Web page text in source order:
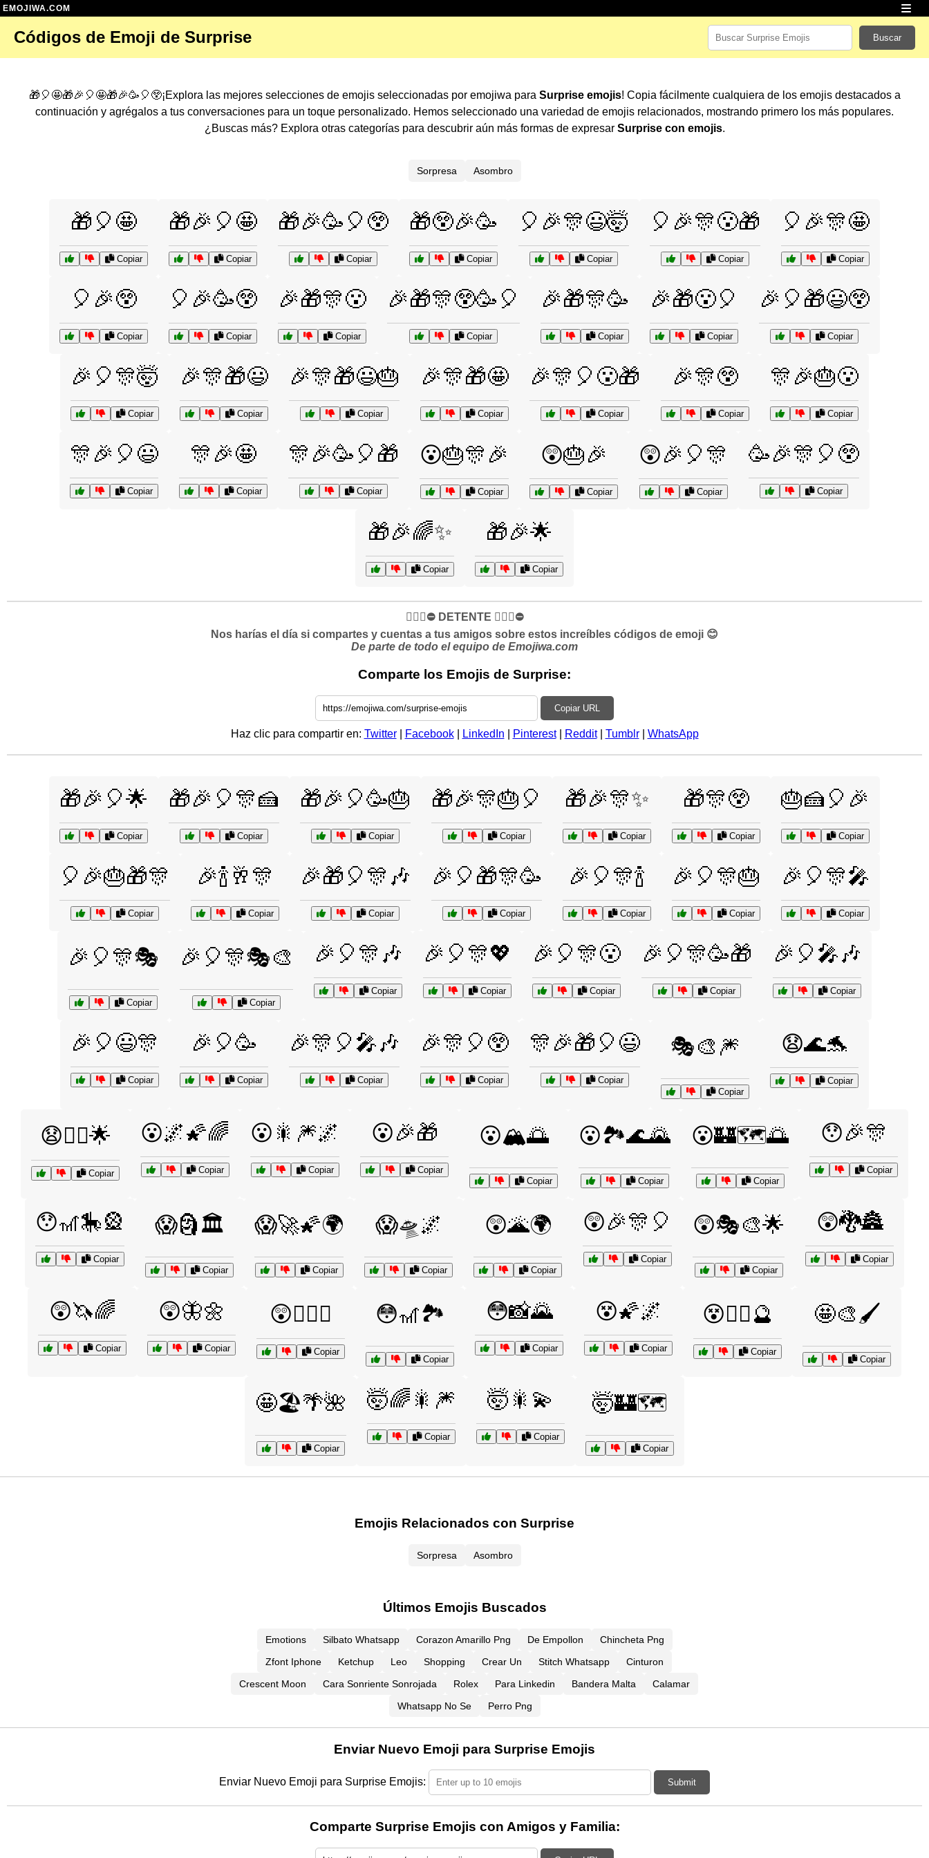
EMOJIWA.COM
Códigos de Emoji de Surprise Buscar
🎁🎈🤩🎁🎉🎈🤩🎁🎉🥳🎈😲¡Explora las mejores selecciones de emojis seleccionadas por emojiwa para Surprise emojis! Copia fácilmente cualquiera de los emojis destacados a
continuación y agrégalos a tus conversaciones para un toque personalizado. Hemos seleccionado una variedad de emojis relacionados, mostrando primero los más populares.
¿Buscas más? Explora otras categorías para descubrir aún más formas de expresar Surprise con emojis.
Sorpresa Asombro
🎁🎈🤩
Copiar
🎁🎉🎈🤩
Copiar
🎁🎉🥳🎈😲
Copiar
🎁😲🎉🥳
Copiar
🎈🎉🎊😃🤯
Copiar
🎈🎉🎊😮🎁
Copiar
🎈🎉🎊🤩
Copiar
🎈🎉😲
Copiar
🎈🎉🥳😲
Copiar
🎉🎁🎊😮
Copiar
🎉🎁🎊😲🥳🎈
Copiar
🎉🎁🎊🥳
Copiar
🎉🎁😮🎈
Copiar
🎉🎈🎁😃😲
Copiar
🎉🎈🎊🤯
Copiar
🎉🎊🎁😃
Copiar
🎉🎊🎁😃🎂
Copiar
🎉🎊🎁🤩
Copiar
🎉🎊🎈😮🎁
Copiar
🎉🎊😲
Copiar
🎊🎉🎂😮
Copiar
🎊🎉🎈😃
Copiar
🎊🎉🤩
Copiar
🎊🎉🥳🎈🎁
Copiar
😮🎂🎊🎉
Copiar
😲🎂🎉
Copiar
😲🎉🎈🎊
Copiar
🥳🎉🎊🎈😲
Copiar
🎁🎉🌈✨
Copiar
🎁🎉🌟
Copiar
✋🏻🛑⛔️ DETENTE ✋🏻🛑⛔️
Nos harías el día si compartes y cuentas a tus amigos sobre estos increíbles códigos de emoji 😊
De parte de todo el equipo de Emojiwa.com
Comparte los Emojis de Surprise:
Copiar URL
Haz clic para compartir en: Twitter| Facebook| LinkedIn Pinterest| Reddit| Tumblr| WhatsApp
🎁🎉🎈🌟
Copiar
🎁🎉🎈🎊🍰
Copiar
🎁🎉🎈🥳🎂
Copiar
🎁🎉🎊🎂🎈
Copiar
🎁🎉🎊✨
Copiar
🎁🎊😲
Copiar
🎂🍰🎈🎉
Copiar
🎈🎉🎂🎁🎊
Copiar
🎉🍾🥂🎊
Copiar
🎉🎁🎈🎊🎶
Copiar
🎉🎈🎁🎊🥳
Copiar
🎉🎈🎊🍾
Copiar
🎉🎈🎊🎂
Copiar
🎉🎈🎊🎤
Copiar
🎉🎈🎊🎭
Copiar
🎉🎈🎊🎭🎨
Copiar
🎉🎈🎊🎶
Copiar
🎉🎈🎊💖
Copiar
🎉🎈🎊😮
Copiar
🎉🎈🎊🥳🎁
Copiar
🎉🎈🎤🎶
Copiar
🎉🎈😃🎊
Copiar
🎉🎈🥳
Copiar
🎉🎊🎈🎤🎶
Copiar
🎉🎊🎈😲
Copiar
🎊🎉🎁🎈😃
Copiar
🎭🎨🎆
Copiar
😧🌊🐬
Copiar
😧🧚‍♀️🌟
Copiar
😮🌌🌠🌈
Copiar
😮🎇🎆🌌
Copiar
😮🎉🎁
Copiar
😮🏔️🌅
Copiar
😮🏞️🌊🌄
Copiar
😮🏰🗺️🌅
Copiar
😯🎉🎊
Copiar
😯🎢🎠🎡
Copiar
😱🗿🏛️
Copiar
😱🚀🌠🌍
Copiar
😱🛸🌌
Copiar
😲🌋🌍
Copiar
😲🎉🎊🎈
Copiar
😲🎭🎨🌟
Copiar
😲🐉🏯
Copiar
😲🦄🌈
Copiar
😲🦋🌼
Copiar
😲🧙‍♂️✨
Copiar
😳🎢🏞️
Copiar
😳📸🌄
Copiar
😵🌠🌌
Copiar
😵🧙‍♂️🔮
Copiar
🤩🎨🖌️
Copiar
🤩🏖️🌴🌺
Copiar
🤯🌈🎇🎆
Copiar
🤯🎇💫
Copiar
🤯🏰🗺️
Copiar
Emojis Relacionados con Surprise
Sorpresa Asombro
Últimos Emojis Buscados
Emotions Silbato Whatsapp Corazon Amarillo Png De Empollon
Chincheta Png
Zfont Iphone
Ketchup Leo Shopping Crear Un Stitch Whatsapp
Cinturon
Crescent Moon
Cara Sonriente Sonrojada Rolex Para Linkedin Bandera Malta
Calamar
Whatsapp No Se
Perro Png
Enviar Nuevo Emoji para Surprise Emojis
Enviar Nuevo Emoji para Surprise Emojis: Submit
Comparte Surprise Emojis con Amigos y Familia: